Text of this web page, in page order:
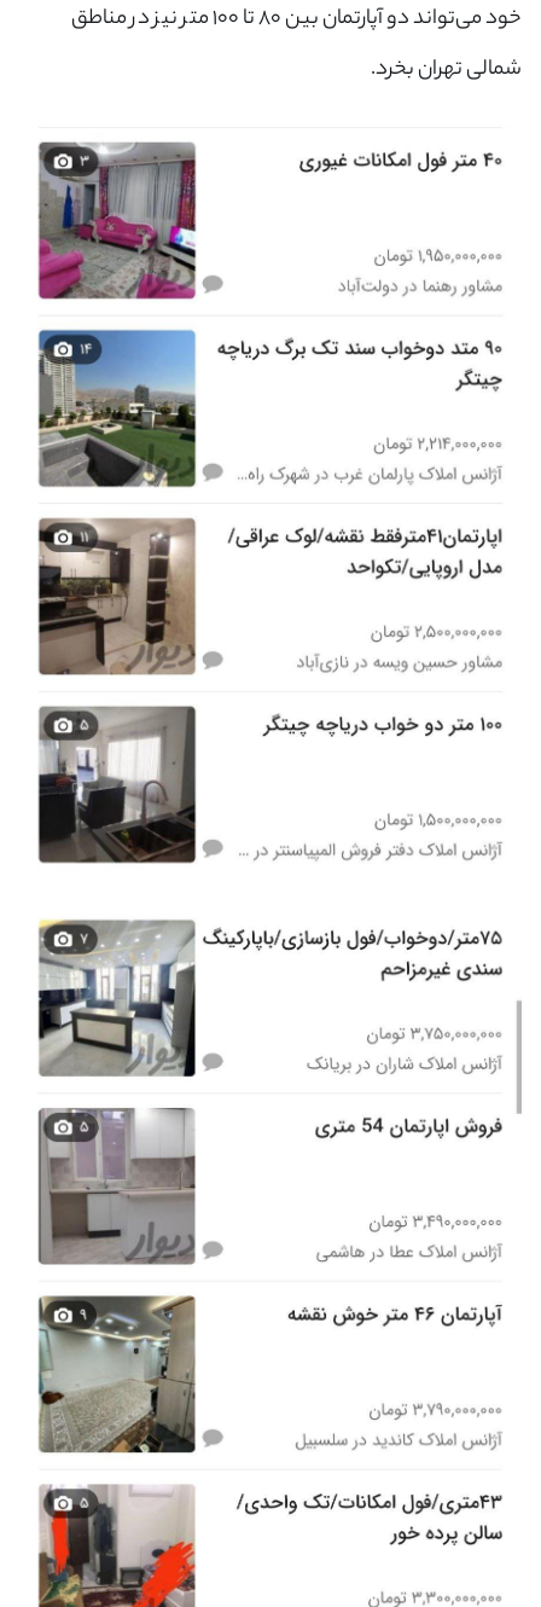
خود می‌تواند دو آپارتمان بین ۸۰ تا ۱۰۰ متر نیز در مناطق
شمالی تهران بخرد.